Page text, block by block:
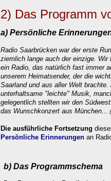
2) Das Programm
a) Persönliche
Radio Saarbrücken war der erste
ziemlich lange auch der einzige. Wir
ein Radio, das natürlich fast immer
unserem Heimatsender, der die
Saarland und aus aller Welt
unterhaltsame "leichte" Musik,
gelegentlich stellten wir den
das Wunschkonzert aus München...
Die ausführliche Fortsetzung
Persönliche Erinnerungen an
b) Das Programmschema